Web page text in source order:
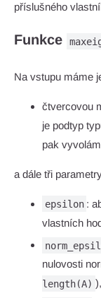
příslušného
Funkce
Na vstupu máme
čtvercovou
je podtyp
pak
a dále tři
epsilon :
vlastních
nulovosti
length(A) ),